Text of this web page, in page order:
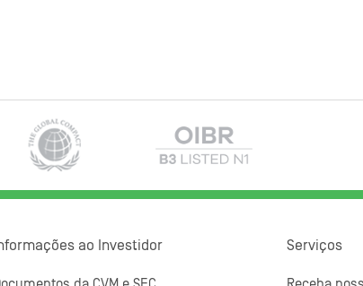
ao Investidor Serviços